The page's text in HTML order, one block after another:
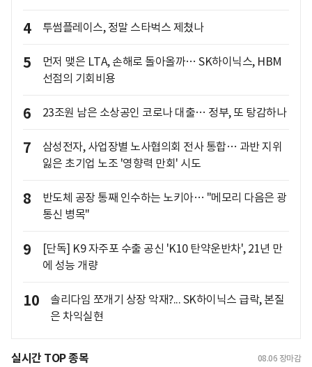
4 투썸플레이스, 정말 스타벅스 제쳤나
5
먼저 맺은 LTA, 손해로 돌아올까… SK하이닉스, HBM
선점의 기회비용
6 23조원 남은 소상공인 코로나 대출… 정부, 또 탕감하나
7
삼성전자, 사업장별 노사협의회 전사 통합… 과반 지위
잃은 초기업 노조 '영향력 만회' 시도
8
반도체 공장 통째 인수하는 노키아… "메모리 다음은 광
통신 병목"
9
[단독] K9 자주포 수출 공신 'K10 탄약운반차', 21년 만
에 성능 개량
10
솔리다임 쪼개기 상장 악재?... SK하이닉스 급락, 본질
은 차익실현
실시간 TOP 종목 08.06 장마감